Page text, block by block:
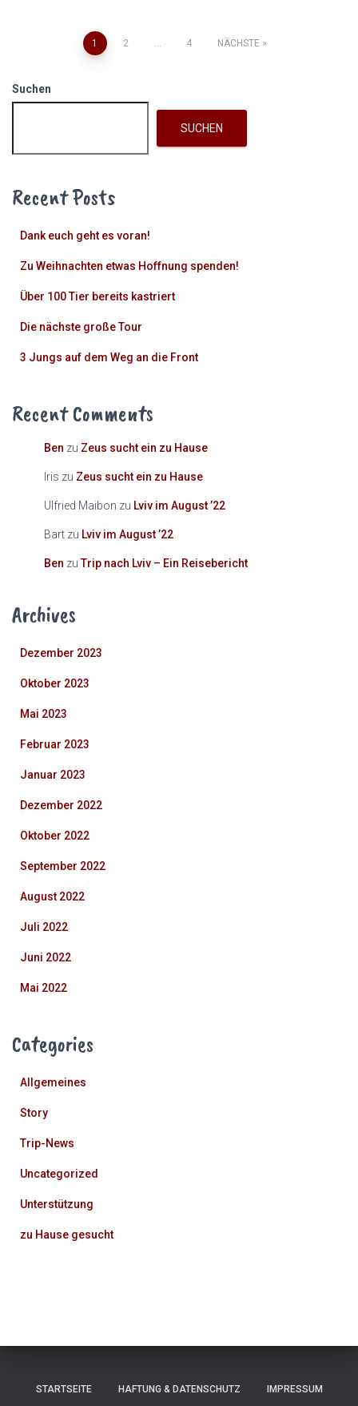
Seitennummerierung
der
1 2 ... 4 NÄCHSTE
Suchen
SUCHEN
Recent Posts
Dank euch geht es voran!
Zu Weihnachten etwas Hoffnung spenden!
Über 100 Tier bereits kastriert
Die nächste große Tour
3 Jungs auf dem Weg an die Front
Recent Comments
Ben zu Zeus sucht ein zu Hause
Iris zu Zeus sucht ein zu Hause
Ulfried Maibon zu Lviv im August ’22
Bart zu Lviv im August ’22
Ben zuTrip nach Lviv – Ein Reisebericht
Archives
Dezember 2023
Oktober 2023
Mai 2023
Februar 2023
Januar 2023
Dezember 2022
Oktober 2022
September 2022
August 2022
Juli 2022
Juni 2022
Mai 2022
Categories
Allgemeines
Story
Trip-News
Uncategorized
Unterstützung
zu Hause gesucht
STARTSEITE HAFTUNG & DATENSCHUTZ IMPRESSUM